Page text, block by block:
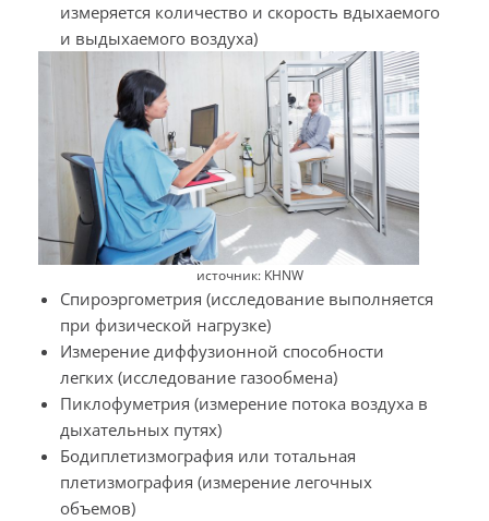
измеряется количество и скорость вдыхаемого
и выдыхаемого воздуха)
источник: KHNW
Спироэргометрия (исследование выполняется
при физической нагрузке)
Измерение диффузионной способности
легких (исследование газообмена)
Пиклофуметрия (измерение потока воздуха в
дыхательных путях)
Бодиплетизмография или тотальная
плетизмография (измерение легочных
объемов)